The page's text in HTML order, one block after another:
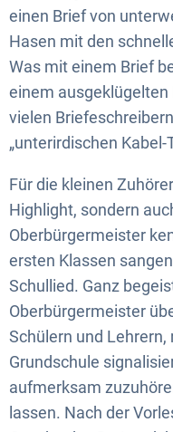
einen Brief von
Hasen mit den
Was mit einem Brief
einem
vielen
„unterirdischen
Für die kleinen
Highlight, sondern
Oberbürgermeister
ersten Klassen
Schullied. Ganz
Oberbürgermeister
Schülern und
Grundschule
aufmerksam
lassen. Nach der